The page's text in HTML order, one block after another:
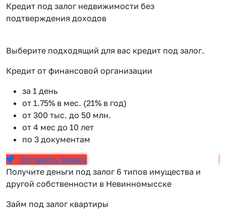
Кредит под залог недвижимости без
подтверждения доходов
Выберите подходящий для вас кредит под залог.
Кредит от финансовой организации
за 1 день
от 1.75% в мес. (21% в год)
от 300 тыс. до 50 млн.
от 4 мес до 10 лет
по 3 документам
Оставить заявку
Получите деньги под залог 6 типов имущества и
другой собственности в Невинномысске
Займ под залог квартиры